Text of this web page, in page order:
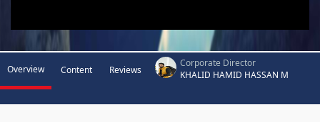
Overview Content Reviews
Corporate Director
KHALID HAMID HASSAN M